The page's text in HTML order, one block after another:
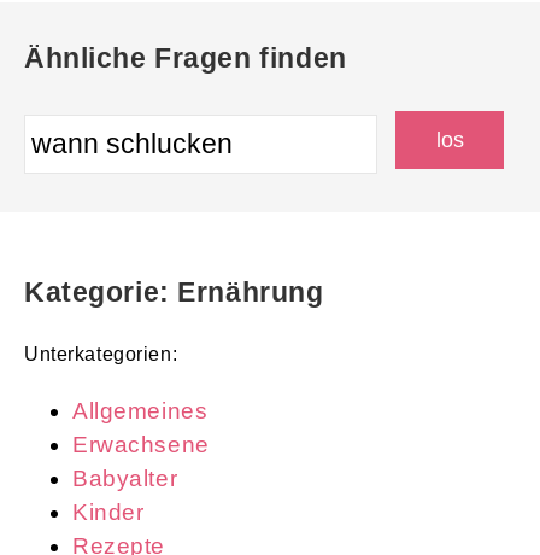
Ähnliche Fragen finden
Kategorie: Ernährung
Unterkategorien:
Allgemeines
Erwachsene
Babyalter
Kinder
Rezepte